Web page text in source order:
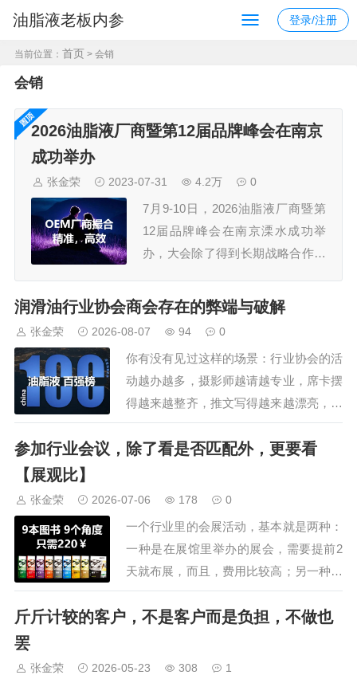
油脂液老板内参 登录/注册
当前位置： 首页 > 会销
会销
2026油脂液厂商暨第12届品牌峰会在南京
成功举办
张金荣 2023-07-31 4.2万 0
7月9-10日，2026油脂液厂商暨第
12届品牌峰会在南京溧水成功举
办，大会除了得到长期战略合作伙
司、江苏汤姆智能装备有限公司的
会还安排了参观车油尿素液领导品
牌，占地195亩的可兰素工厂，特
种润滑脂企业，占…
润滑油行业协会商会存在的弊端与破解
张金荣 2026-08-07 94 0
你有没有见过这样的场景：行业协会的活
动越办越多，摄影师越请越专业，席卡摆
得越来越整齐，推文写得越来越漂亮，但
台下的会员，越来越少，越来越沉默。来
来回回就是那几张老面孔。大部分人要么
是自己协会的问题…
参加行业会议，除了看是否匹配外，更要看
【展观比】
张金荣 2026-07-06 178 0
一个行业里的会展活动，基本就是两种：
一种是在展馆里举办的展会，需要提前2
天就布展，而且，费用比较高；另一种是
在酒店举办的行业论坛，展位比较简单，
大都是桁架+展示桌。两种形式各有千
斤斤计较的客户，不是客户而是负担，不做也
罢
张金荣 2026-05-23 308 1